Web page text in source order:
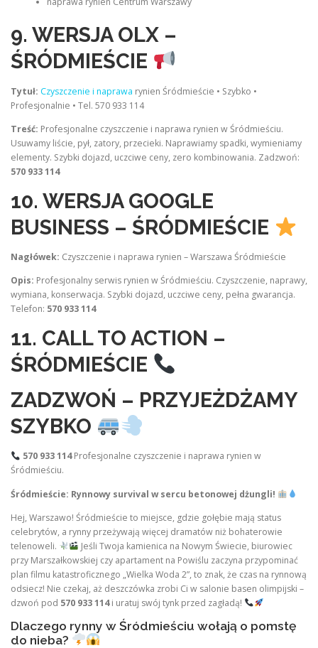
9. WERSJA OLX –
ŚRÓDMIEŚCIE
Tytuł: Czyszczenie i naprawa rynien Śródmieście • Szybko •
Profesjonalnie • Tel. 570 933 114
Treść: Profesjonalne czyszczenie i naprawa rynien w Śródmieściu.
Usuwamy liście, pył, zatory, przecieki. Naprawiamy spadki, wymieniamy
elementy. Szybki dojazd, uczciwe ceny, zero kombinowania. Zadzwoń:
570 933 114
10. WERSJA GOOGLE
BUSINESS – ŚRÓDMIEŚCIE
Nagłówek: Czyszczenie i naprawa rynien – Warszawa Śródmieście
Opis: Profesjonalny serwis rynien w Śródmieściu. Czyszczenie, naprawy,
wymiana, konserwacja. Szybki dojazd, uczciwe ceny, pełna gwarancja.
Telefon: 570 933 114
11. CALL TO ACTION –
ŚRÓDMIEŚCIE
ZADZWOŃ – PRZYJEŻDŻAMY
SZYBKO
570 933 114Profesjonalne czyszczenie i naprawa rynien w
Śródmieściu.
Śródmieście: Rynnowy survival w sercu betonowej dżungli!
Hej, Warszawo! Śródmieście to miejsce, gdzie gołębie mają status
celebrytów, a rynny przeżywają więcej dramatów niż bohaterowie
telenoweli.
Jeśli Twoja kamienica na Nowym Świecie, biurowiec
przy Marszałkowskiej czy apartament na Powiślu zaczyna przypominać
plan filmu katastroficznego „Wielka Woda 2”, to znak, że czas na rynnową
odsiecz! Nie czekaj, aż deszczówka zrobi Ci w salonie basen olimpijski –
dzwoń pod 570 933 114i uratuj swój tynk przed zagładą!
Dlaczego rynny w Śródmieściu wołają o pomstę
do nieba?